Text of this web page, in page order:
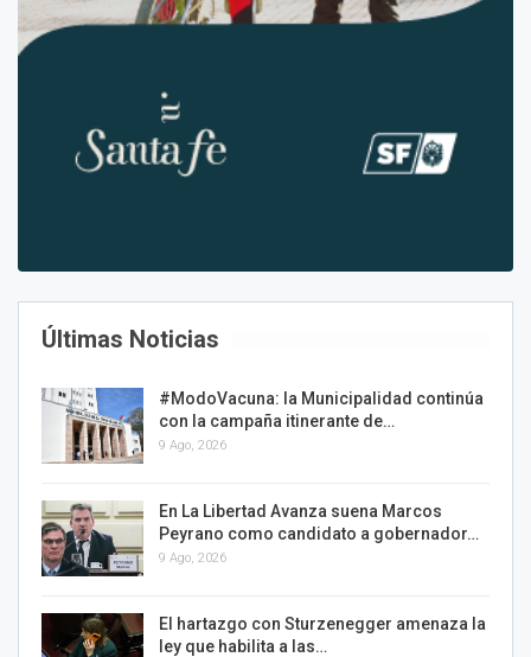
Últimas Noticias
#ModoVacuna: la Municipalidad continúa
con la campaña itinerante de…
9 Ago, 2026
En La Libertad Avanza suena Marcos
Peyrano como candidato a gobernador…
9 Ago, 2026
El hartazgo con Sturzenegger amenaza la
ley que habilita a las…